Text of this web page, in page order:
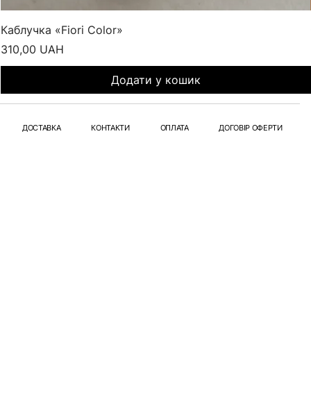
Каблучка «Fiori Color»
Ціна
310,00 UAH
Додати у кошик
ДОСТАВКА КОНТАКТИ ОПЛАТА ДОГОВІР ОФЕРТИ